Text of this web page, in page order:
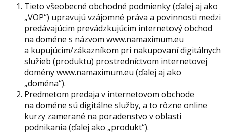
Tieto všeobecné obchodné podmienky (ďalej aj ako
„VOP“) upravujú vzájomné práva a povinnosti medzi
predávajúcim prevádzkujúcim internetový obchod
na doméne s názvom www.namaximum.eu
a kupujúcim/zákazníkom pri nakupovaní digitálnych
služieb (produktu) prostredníctvom internetovej
domény www.namaximum.eu (ďalej aj ako
„doména“).
Predmetom predaja v internetovom obchode
na doméne sú digitálne služby, a to rôzne online
kurzy zamerané na poradenstvo v oblasti
podnikania (ďalej ako „produkt“).